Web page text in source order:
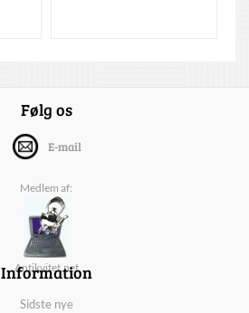
Følg os
E-mail
Medlem af:
Antikvitet.net
Information
Sidste nye